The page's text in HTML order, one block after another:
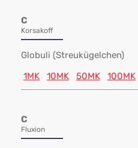
C
Korsakoff
Globuli (Streukügelchen)
1MK
10MK 50MK 100MK
C
Fluxion